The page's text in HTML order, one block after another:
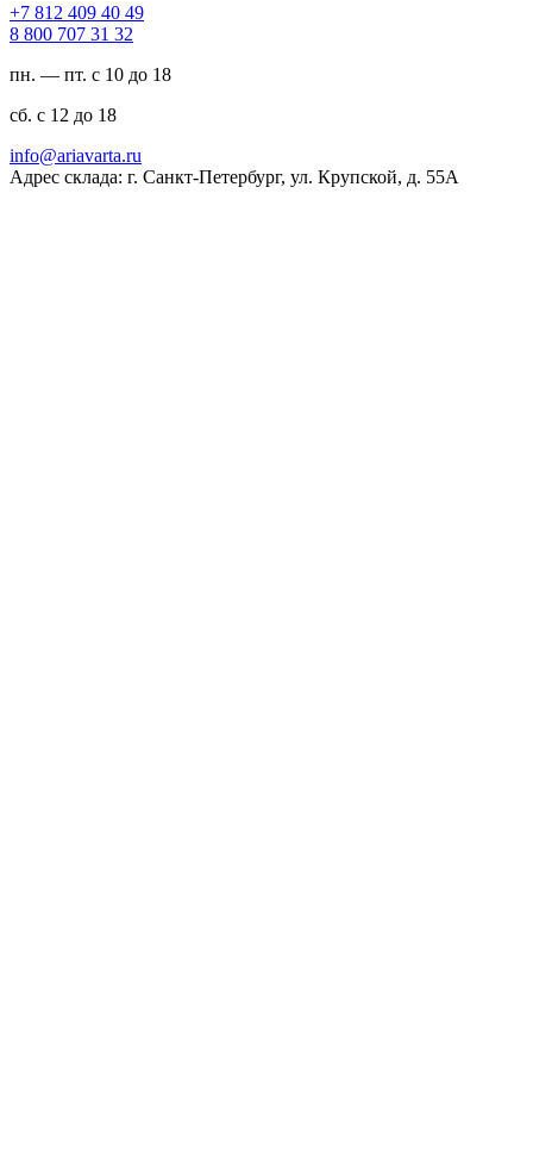
94 04 904 218 7+
23 13 707 008 8
пн. — пт. с 10 до 18
сб. с 12 до 18
ur.atravaira@ofni
Адрес склада: г. Санкт-Петербург, ул. Крупской, д. 55А